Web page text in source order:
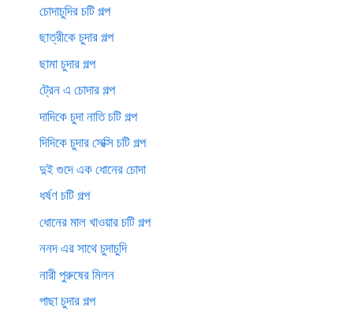
চোদাচুদির চটি গল্প
ছাত্রীকে চুদার গল্প
ছামা চুদার গল্প
ট্রেন এ চোদার গল্প
দাদিকে চুদা নাতি চটি গল্প
দিদিকে চুদার সেক্সি চটি গল্প
দুই গুদে এক ধোনের চোদা
ধর্ষণ চটি গল্প
ধোনের মাল খাওয়ার চটি গল্প
ননদ এর সাথে চুদাচুদি
নারী পুরুষের মিলন
পাছা চুদার গল্প